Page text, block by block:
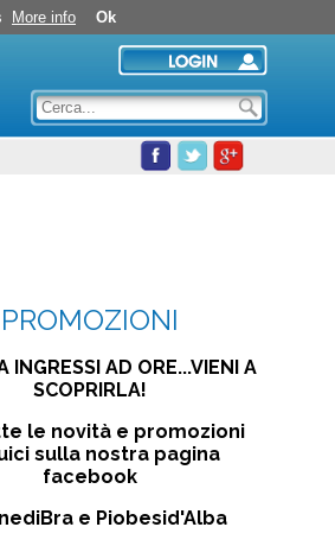
Acqua e Company a Piobesi d'Alba
PROMOZIONI
INGRESSI AD ORE...VIENI A
SCOPRIRLA!
le novità e promozioni
sulla nostra pagina
facebook
e Piobesid'Alba
More info Ok